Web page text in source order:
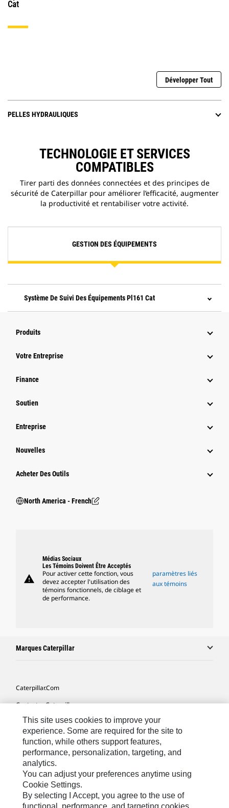
Cat
Développer Tout
PELLES HYDRAULIQUES
TECHNOLOGIE ET SERVICES
COMPATIBLES
Tirer parti des données connectées et des principes de
sécurité de Caterpillar pour améliorer l’efficacité, augmenter
la productivité et rentabiliser votre activité.
GESTION DES ÉQUIPEMENTS
Système De Suivi Des Équipements Pl161 Cat
Produits
Votre Entreprise
Finance
Soutien
Entreprise
Nouvelles
Acheter Des Outils
North America - French
warning
Médias Sociaux
Les Témoins Doivent Être Acceptés
Pour activer cette fonction, vous
devez accepter l'utilisation des
témoins fonctionnels, de ciblage et
de performance.
paramètres liés
aux témoins
Marques Caterpillar
Caterpillar.com
Contacter Caterpillar
Mes Préférences Marketing
Plan Du Site
Cookie Settings
Légales
Confidentialité
This site uses cookies to improve your
experience. Some are required for the site to
function, while others support features,
performance, personalization, targeting, and
analytics.
You can adjust your preferences anytime using
Cookie Settings.
By selecting I Accept, you agree to the use of
functional, performance, and targeting cookies.